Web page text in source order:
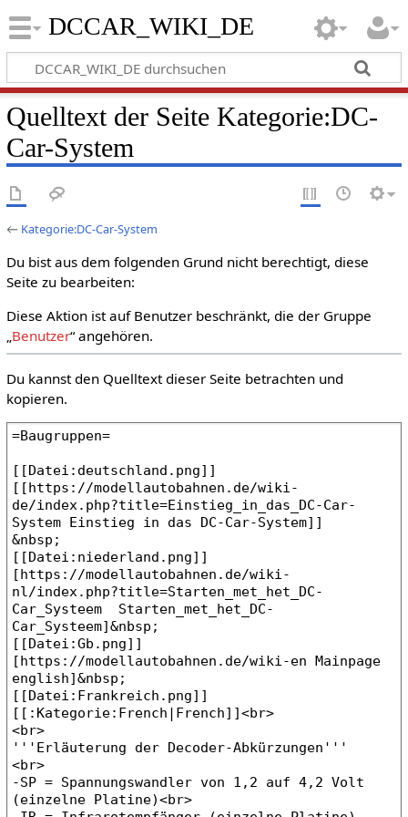
DCCAR_WIKI_DE
Quelltext der Seite Kategorie:DC-
Car-System
← Kategorie:DC-Car-System
Du bist aus dem folgenden Grund nicht berechtigt, diese
Seite zu bearbeiten:
Diese Aktion ist auf Benutzer beschränkt, die der Gruppe
„Benutzer“ angehören.
Du kannst den Quelltext dieser Seite betrachten und
kopieren.